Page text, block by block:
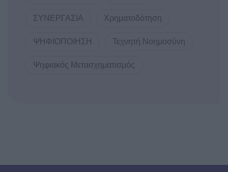
ΣΥΝΕΡΓΑΣΙΑ Χρηματοδότηση
ΨΗΦΙΟΠΟΙΗΣΗ Τεχνητή Νοημοσύνη
Ψηφιακός Μετασχηματισμός